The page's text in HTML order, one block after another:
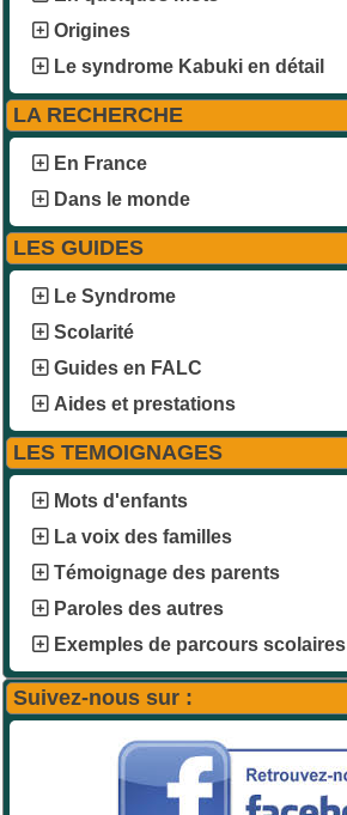
Origines
Le syndrome Kabuki en détail
LA RECHERCHE
En France
Dans le monde
LES GUIDES
Le Syndrome
Scolarité
Guides en FALC
Aides et prestations
LES TEMOIGNAGES
Mots d'enfants
La voix des familles
Témoignage des parents
Paroles des autres
Exemples de parcours scolaires
Suivez-nous sur :